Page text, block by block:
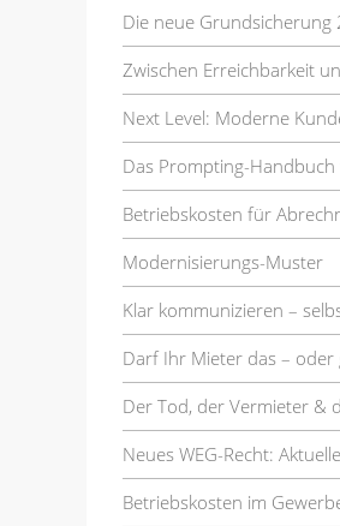
Die neue Grundsicherung
Zwischen Erreichbarkeit
Next Level: Moderne
Das Prompting-
Betriebskosten für
Modernisierungs-Muster
Klar kommunizieren –
Darf Ihr Mieter das – oder
Der Tod, der Vermieter &
Neues WEG-Recht:
Betriebskosten im